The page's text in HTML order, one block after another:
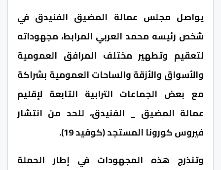
يواصل مجلس عمالة المضيق الفنيدق في
شخص رئيسه محمد العربي المرابط، مجهوداته
لتعقيم وتطهير مختلف المرافق العمومية
والأسواق والأزقة والساحات العمومية بشراكة
مع بعض الجماعات الترابية التابعة لإقليم
عمالة المضيق _ الفنيدق، للحد من انتشار
فيروس كورونا المستجد (كوفيد 19).
وتنذرج هذه المجهودات في إطار الحملة